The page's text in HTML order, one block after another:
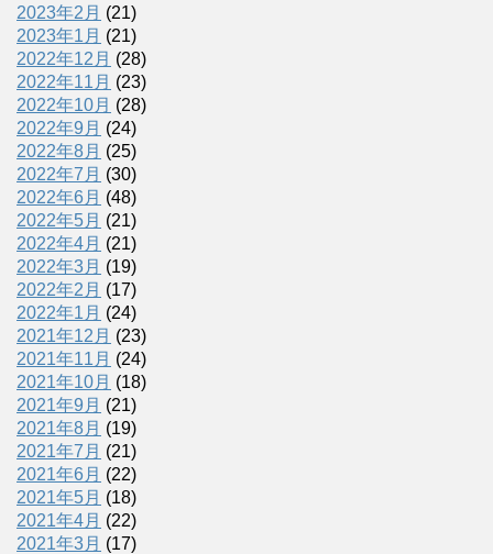
2023年2月 (21)
2023年1月 (21)
2022年12月 (28)
2022年11月 (23)
2022年10月 (28)
2022年9月 (24)
2022年8月 (25)
2022年7月 (30)
2022年6月 (48)
2022年5月 (21)
2022年4月 (21)
2022年3月 (19)
2022年2月 (17)
2022年1月 (24)
2021年12月 (23)
2021年11月 (24)
2021年10月 (18)
2021年9月 (21)
2021年8月 (19)
2021年7月 (21)
2021年6月 (22)
2021年5月 (18)
2021年4月 (22)
2021年3月 (17)